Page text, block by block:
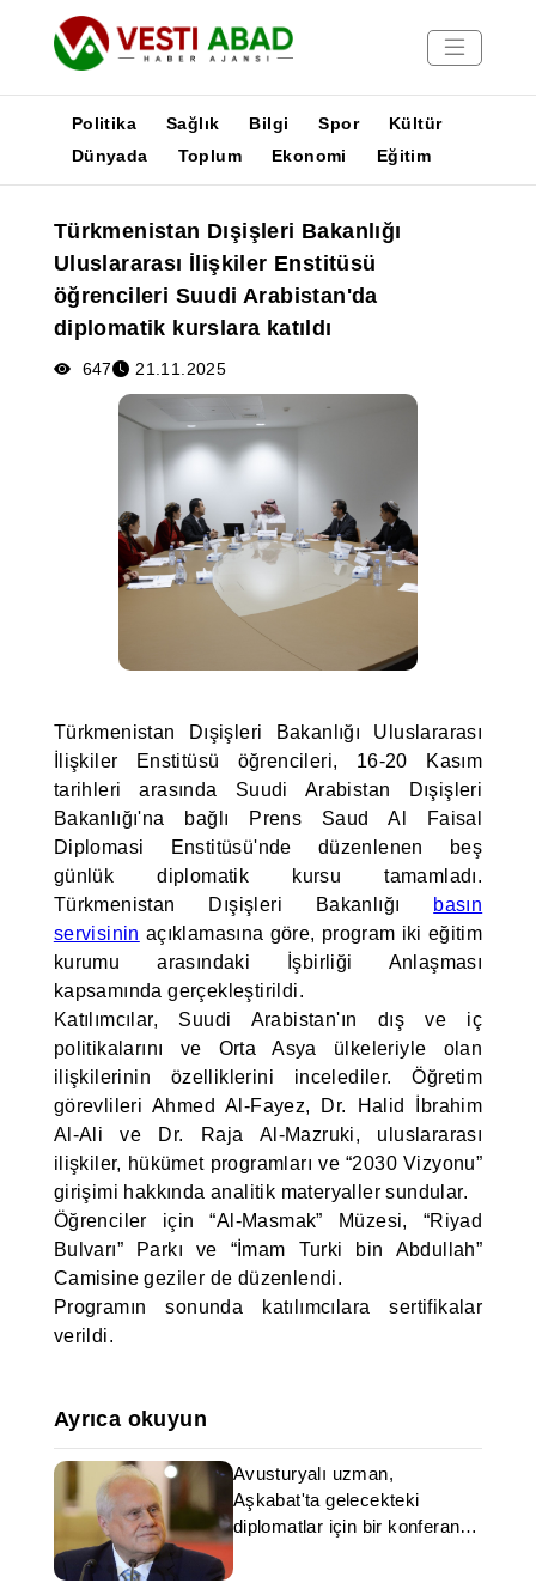
Yayınlar
Medya
Poster
Politika Sağlık Bilgi Spor
Kültür
Dünyada
Toplum Ekonomi Eğitim
Türkmenistan Dışişleri Bakanlığı
Uluslararası İlişkiler Enstitüsü
öğrencileri Suudi Arabistan'da
diplomatik kurslara katıldı
647 21.11.2025
Türkmenistan Dışişleri Bakanlığı Uluslararası
İlişkiler Enstitüsü öğrencileri, 16-20 Kasım
tarihleri arasında Suudi Arabistan Dışişleri
Bakanlığı'na bağlı Prens Saud Al Faisal
Diplomasi Enstitüsü'nde düzenlenen beş
günlük diplomatik kursu tamamladı.
Türkmenistan Dışişleri Bakanlığı
basın
servisinin açıklamasına göre, program iki eğitim
kurumu arasındaki İşbirliği Anlaşması
kapsamında gerçekleştirildi.
Katılımcılar, Suudi Arabistan'ın dış ve iç
politikalarını ve Orta Asya ülkeleriyle olan
ilişkilerinin özelliklerini incelediler. Öğretim
görevlileri Ahmed Al-Fayez, Dr. Halid İbrahim
Al-Ali ve Dr. Raja Al-Mazruki, uluslararası
ilişkiler, hükümet programları ve “2030 Vizyonu”
girişimi hakkında analitik materyaller sundular.
Öğrenciler için “Al-Masmak” Müzesi, “Riyad
Bulvarı” Parkı ve “İmam Turki bin Abdullah”
Camisine geziler de düzenlendi.
Programın sonunda katılımcılara sertifikalar
verildi.
Ayrıca okuyun
Avusturyalı uzman,
Aşkabat'ta gelecekteki
diplomatlar için bir konferans
verdi